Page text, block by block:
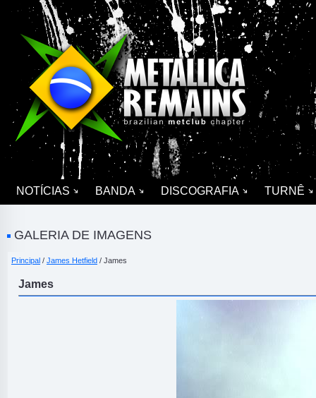
NOTÍCIAS BANDA DISCOGRAFIA TURNÊ
GALERIA DE IMAGENS
Principal / James Hetfield / James
James